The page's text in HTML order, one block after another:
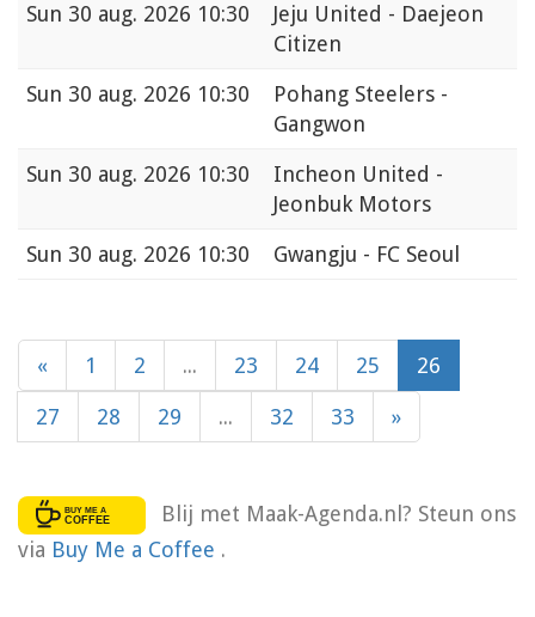
Sun 30 aug. 2026 10:30
Jeju United - Daejeon
Citizen
Sun 30 aug. 2026 10:30
Pohang Steelers -
Gangwon
Sun 30 aug. 2026 10:30
Incheon United -
Jeonbuk Motors
Sun 30 aug. 2026 10:30 Gwangju - FC Seoul
« 1 2 ... 23 24 25 26
27 28 29 ... 32 33 »
Blij met Maak-Agenda.nl? Steun ons
via Buy Me a Coffee .